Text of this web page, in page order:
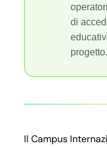
di
progetto.
Il Campus